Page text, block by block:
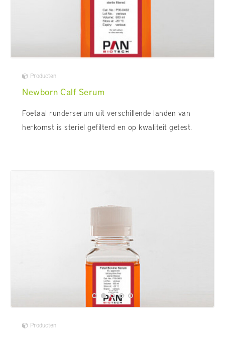
Producten
Newborn Calf Serum
Foetaal runderserum uit verschillende landen van
herkomst is steriel gefilterd en op kwaliteit getest.
Producten